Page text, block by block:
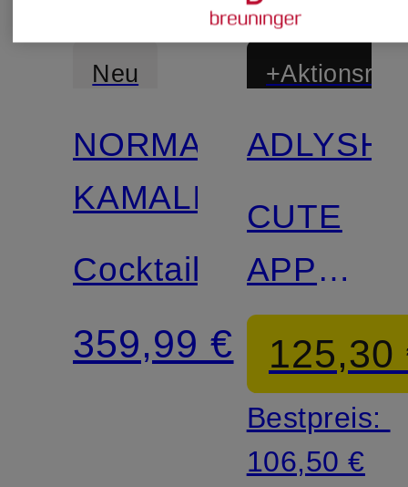
Neu
NORMA
KAMALI
Cocktailkleid
359,99 €
ADLYSH
CUTE
APPEAL
DRESS
125,30
Bestpreis:
106,50 €